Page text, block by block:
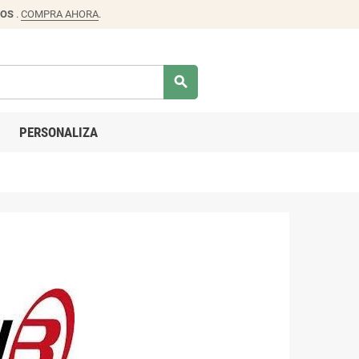
. COMPRA AHORA.
search
PERSONALIZA